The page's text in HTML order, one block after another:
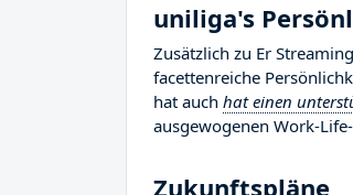
uniliga's
Zusätzlich zu Er
facettenreiche
hat auch hat einen
ausgewogenen Work-
Zukunftspläne